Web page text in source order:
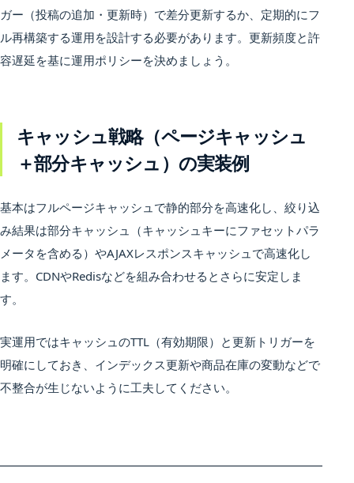
ガー（投稿の追加・更新時）で差分更新するか、定期的にフ
ル再構築する運用を設計する必要があります。更新頻度と許
容遅延を基に運用ポリシーを決めましょう。
キャッシュ戦略（ページキャッシュ
＋部分キャッシュ）の実装例
基本はフルページキャッシュで静的部分を高速化し、絞り込
み結果は部分キャッシュ（キャッシュキーにファセットパラ
メータを含める）やAJAXレスポンスキャッシュで高速化し
ます。CDNやRedisなどを組み合わせるとさらに安定しま
す。
実運用ではキャッシュのTTL（有効期限）と更新トリガーを
明確にしておき、インデックス更新や商品在庫の変動などで
不整合が生じないように工夫してください。